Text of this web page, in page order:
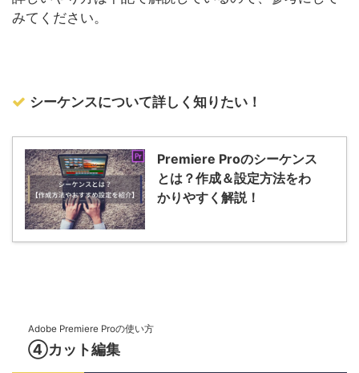
みてください。
シーケンスについて詳しく知りたい！
Premiere Proのシーケンス
とは？作成＆設定方法をわ
かりやすく解説！
Adobe Premiere Proの使い方
④カット編集